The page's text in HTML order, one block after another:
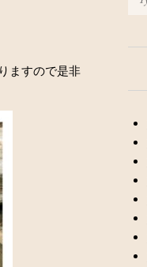
ますので是非